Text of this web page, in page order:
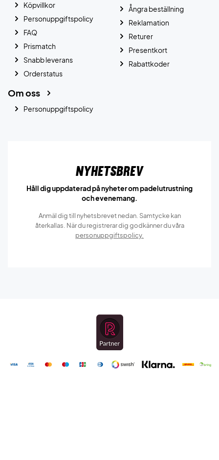
Köpvillkor
Personuppgiftspolicy
FAQ
Prismatch
Snabb leverans
Orderstatus
Ångra beställning
Reklamation
Returer
Presentkort
Rabattkoder
Om oss
Personuppgiftspolicy
Nyhetsbrev
Håll dig uppdaterad på nyheter om padelutrustning
och evenemang.
Anmäl dig till nyhetsbrevet nedan. Samtycke kan
återkallas. När du registrerar dig godkänner du våra
personuppgiftspolicy.